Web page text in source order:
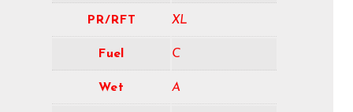
PR/RFT XL
Fuel C
Wet A